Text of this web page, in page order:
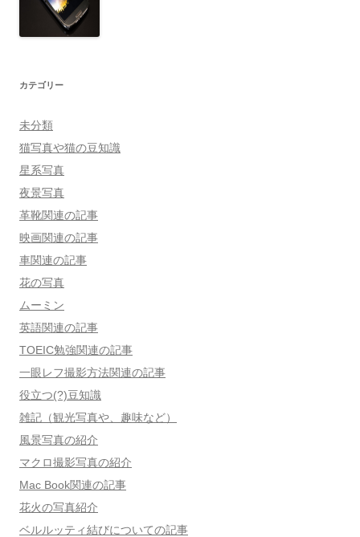
カテゴリー
未分類
猫写真や猫の豆知識
星系写真
夜景写真
革靴関連の記事
映画関連の記事
車関連の記事
花の写真
ムーミン
英語関連の記事
TOEIC勉強関連の記事
一眼レフ撮影方法関連の記事
役立つ(?)豆知識
雑記（観光写真や、趣味など）
風景写真の紹介
マクロ撮影写真の紹介
Mac Book関連の記事
花火の写真紹介
ベルルッティ結びについての記事